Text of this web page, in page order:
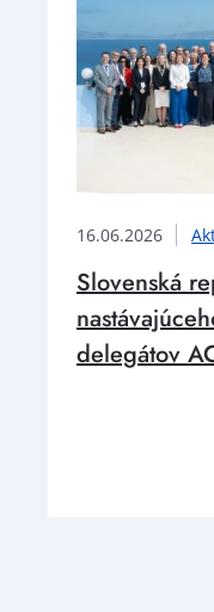
16.06.2026
Slovenská
delegátov